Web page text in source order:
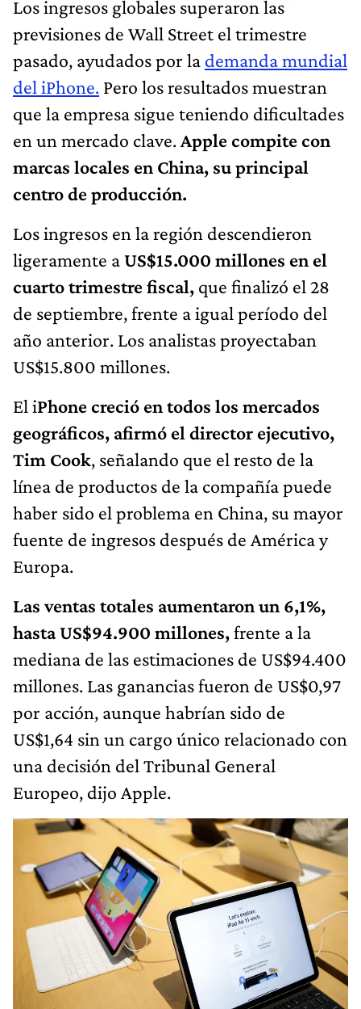
Los ingresos globales superaron las
previsiones de Wall Street el trimestre
pasado, ayudados por la demanda mundial
del iPhone. Pero los resultados muestran
que la empresa sigue teniendo dificultades
en un mercado clave.Apple compite con
marcas locales en China, su principal
centro de producción.
Los ingresos en la región descendieron
ligeramente aUS$15.000 millones en el
cuarto trimestre fiscal, que finalizó el 28
de septiembre, frente a igual período del
año anterior. Los analistas proyectaban
US$15.800 millones.
El iPhone creció en todos los mercados
geográficos, afirmó el director ejecutivo,
Tim Cook, señalando que el resto de la
línea de productos de la compañía puede
haber sido el problema en China, su mayor
fuente de ingresos después de América y
Europa.
Las ventas totales aumentaron un 6,1%,
hasta US$94.900 millones,frente a la
mediana de las estimaciones de US$94.400
millones. Las ganancias fueron de US$0,97
por acción, aunque habrían sido de
US$1,64 sin un cargo único relacionado con
una decisión del Tribunal General
Europeo, dijo Apple.